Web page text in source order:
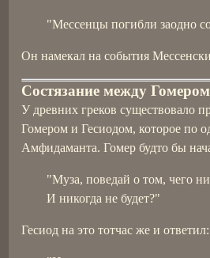
"Мессенцы погибли заодно
Он намекал на события
Состязание между
У древних греков существовало
Гомером и Гесиодом, которое по
Амфидаманта. Гомер будто бы
"Муза, поведай о том, чего
И никогда не будет?"
Гесиод на это тотчас же и ответил: